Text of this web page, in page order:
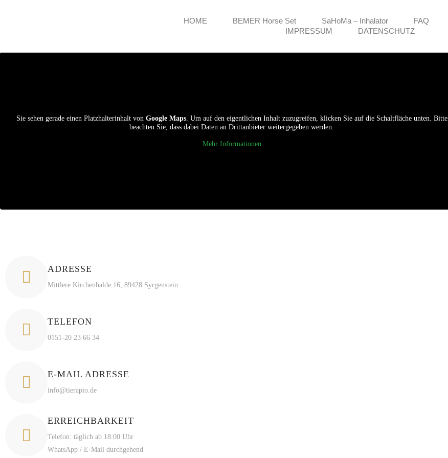
HOME BEMER Horse Set SaHoMa – Inhalator FAQ
IMPRESSUM
DATENSCHUTZ
Sie sehen gerade einen Platzhalterinhalt von Google Maps. Um auf den eigentlichen Inhalt zuzugreifen, klicken Sie auf die Schaltfläche unten. Bitte
beachten Sie, dass dabei Daten an Drittanbieter weitergegeben werden.
Mehr Informationen
ADRESSE
Mittlere Kirchenhalde 16, 89428 Syrgenstein
TELEFON
0151-20 23 66 34
E-MAIL ADRESSE
info@tierapio.de
ERREICHBARKEIT
Telefon: täglich ab 18:00 Uhr
WhatsApp / E-Mail durchgehend